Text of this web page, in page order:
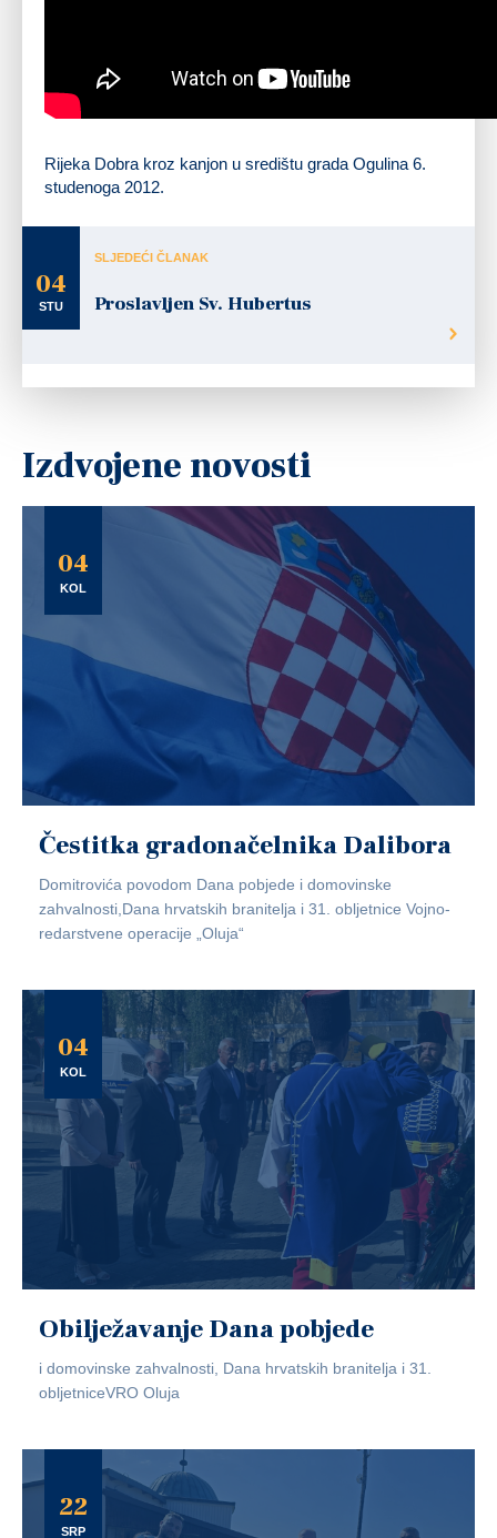
Rijeka Dobra kroz kanjon u središtu grada Ogulina 6.
studenoga 2012.
04
STU
SLJEDEĆI ČLANAK
Proslavljen Sv. Hubertus
Izdvojene novosti
04
KOL
Čestitka gradonačelnika Dalibora
Domitrovića povodom Dana pobjede i domovinske
zahvalnosti,Dana hrvatskih branitelja i 31. obljetnice Vojno-
redarstvene operacije „Oluja“
04
KOL
Obilježavanje Dana pobjede
i domovinske zahvalnosti, Dana hrvatskih branitelja i 31.
obljetniceVRO Oluja
22
SRP